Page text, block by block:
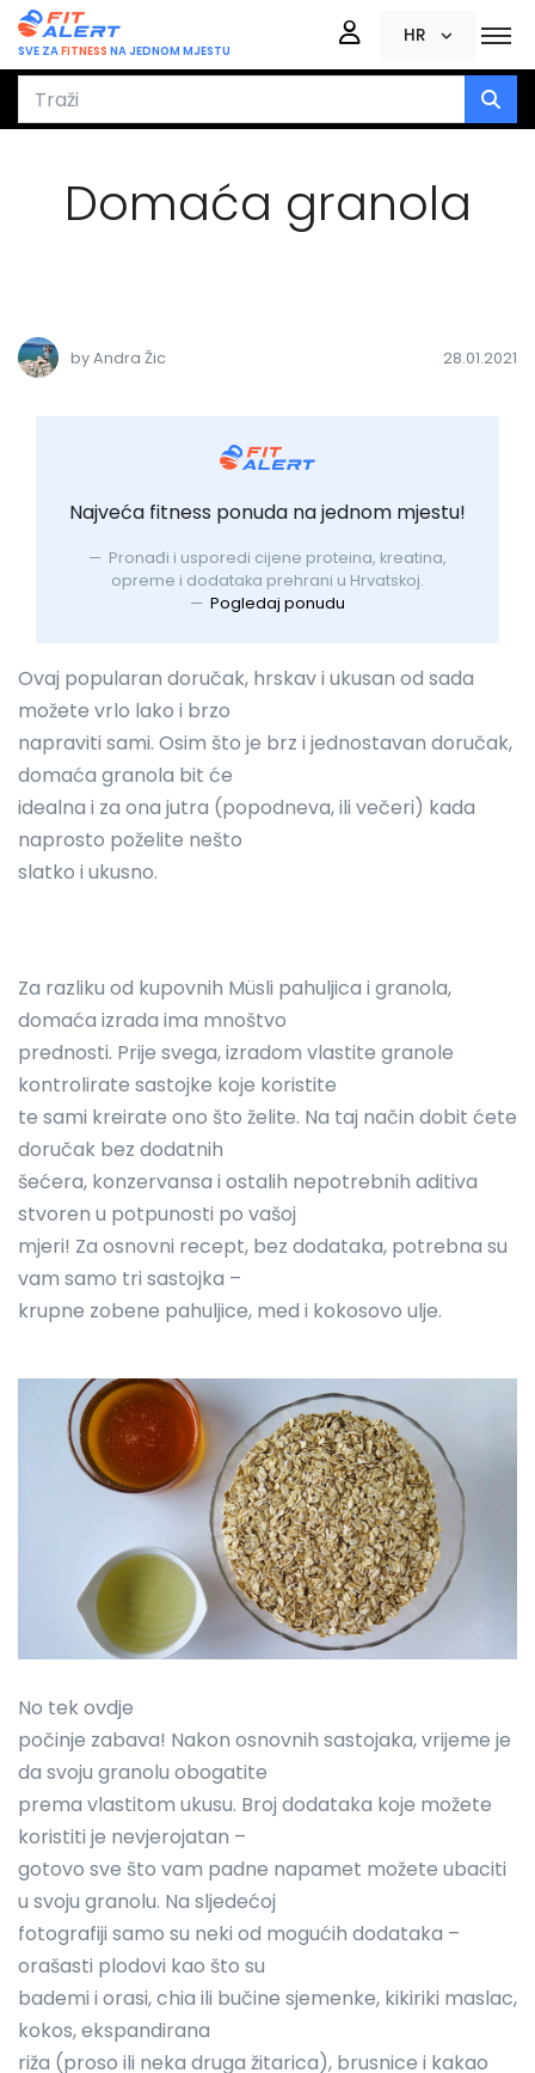
SVE ZAFITNESS NA JEDNOM MJESTU
HR
Domaća granola
by Andra Žic 28.01.2021
Najveća fitness ponuda na jednom mjestu!
Pronađi i usporedi cijene proteina, kreatina,
opreme i dodataka prehrani u Hrvatskoj.
Pogledaj ponudu
Ovaj popularan doručak, hrskav i ukusan od sada
možete vrlo lako i brzo
napraviti sami. Osim što je brz i jednostavan doručak,
domaća granola bit će
idealna i za ona jutra (popodneva, ili večeri) kada
naprosto poželite nešto
slatko i ukusno.
Za razliku od kupovnih Müsli pahuljica i granola,
domaća izrada ima mnoštvo
prednosti. Prije svega, izradom vlastite granole
kontrolirate sastojke koje koristite
te sami kreirate ono što želite. Na taj način dobit ćete
doručak bez dodatnih
šećera, konzervansa i ostalih nepotrebnih aditiva
stvoren u potpunosti po vašoj
mjeri! Za osnovni recept, bez dodataka, potrebna su
vam samo tri sastojka –
krupne zobene pahuljice, med i kokosovo ulje.
No tek ovdje
počinje zabava! Nakon osnovnih sastojaka, vrijeme je
da svoju granolu obogatite
prema vlastitom ukusu. Broj dodataka koje možete
koristiti je nevjerojatan –
gotovo sve što vam padne napamet možete ubaciti
u svoju granolu. Na sljedećoj
fotografiji samo su neki od mogućih dodataka –
orašasti plodovi kao što su
bademi i orasi, chia ili bučine sjemenke, kikiriki maslac,
kokos, ekspandirana
riža (proso ili neka druga žitarica), brusnice i kakao